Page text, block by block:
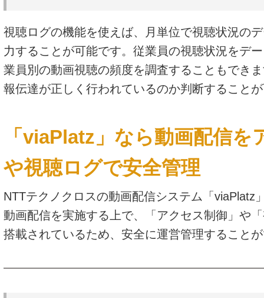
視聴ログの機能を使えば、月単位で視聴状況の
力することが可能です。従業員の視聴状況をデ
業員別の動画視聴の頻度を調査することもでき
報伝達が正しく行われているのか判断すること
「viaPlatz」なら動画配信を
や視聴ログで安全管理
NTTテクノクロスの動画配信システム「viaPlatz
動画配信を実施する上で、「アクセス制御」や
搭載されているため、安全に運営管理すること